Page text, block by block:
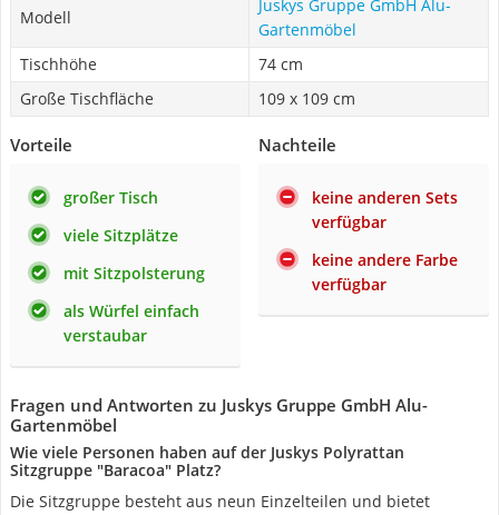
Modell
Juskys Gruppe GmbH Alu-
Gartenmöbel
Tischhöhe
74 cm
Große Tischfläche
109 x 109 cm
Vorteile
großer Tisch
viele Sitzplätze
mit Sitzpolsterung
als Würfel einfach
verstaubar
Nachteile
keine anderen Sets
verfügbar
keine andere Farbe
verfügbar
Fragen und Antworten zu Juskys Gruppe GmbH Alu-
Gartenmöbel
Wie viele Personen haben auf der Juskys Polyrattan
Sitzgruppe "Baracoa" Platz?
Die Sitzgruppe besteht aus neun Einzelteilen und bietet